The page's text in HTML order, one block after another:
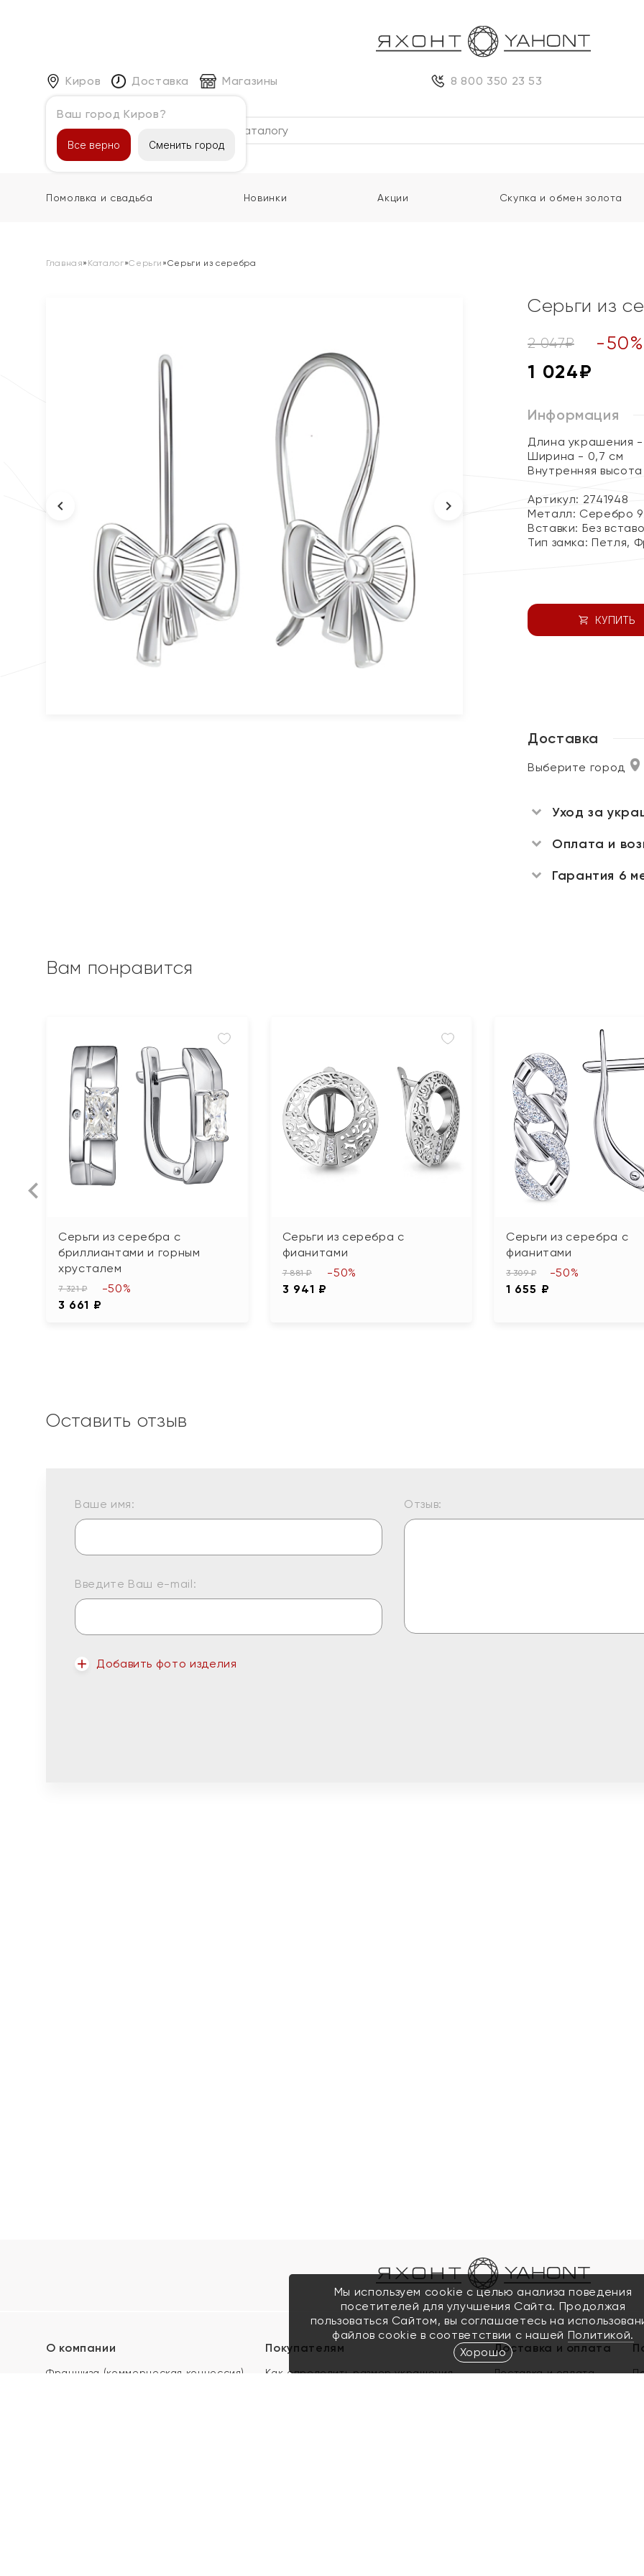
Киров
Ваш город Киров?
Все верно Сменить город
Доставка Магазины 8 800 350 23 53
Каталог
Помолвка и свадьба Новинки Акции Скупка и обмен золота
Главная» Каталог»Серьги »Серьги из серебра
Серьги из
2 047₽ -50%
1 024₽
Информация
Длина украшения -
Ширина - 0,7 см
Внутренняя высота
Артикул: 2741948
Металл: Серебро
Вставки: Без
Тип замка:Петля,
КУПИТЬ
Доставка
Выберите город
Уход за
Оплата и
Гарантия 6
Вам понравится
Серьги из серебра с
бриллиантами и горным
хрусталем
7 321 ₽
3 661 ₽
-50%
Серьги из серебра с
фианитами
7 881 ₽
3 941 ₽
-50%
Серьги из серебра с
фианитами
3 309 ₽
1 655 ₽
-50%
Оставить отзыв
Ваше имя:
Введите Ваш e-mail:
Добавить фото изделия
Отзыв:
О компании
Франшиза (коммерческая концессия)
Покупателям
Как определить размер украшения
Доставка и оплата
Доставка и оплата
Мы используем cookie с целью анализа поведения
посетителей для улучшения Сайта. Продолжая
пользоваться Сайтом, вы соглашаетесь на
файлов cookie в соответствии с нашей Политикой.
Хорошо